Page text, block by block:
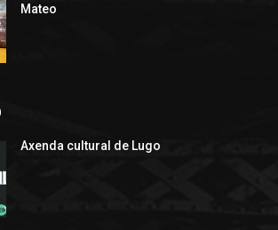
Mateo
Axenda cultural de Lugo